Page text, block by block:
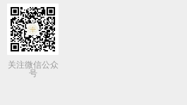
关注微信公众
号